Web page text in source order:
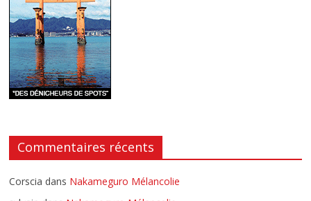
Commentaires récents
Corscia dans Nakameguro Mélancolie